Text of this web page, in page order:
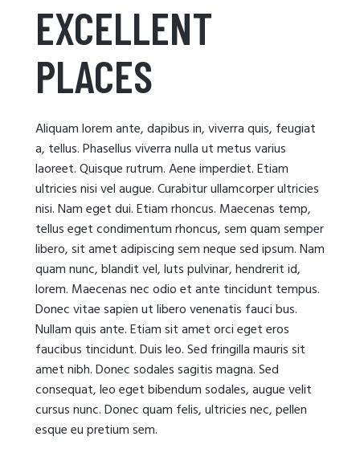
EXCELLENT
PLACES
Aliquam lorem ante, dapibus in, viverra quis, feugiat
a, tellus. Phasellus viverra nulla ut metus varius
laoreet. Quisque rutrum. Aene imperdiet. Etiam
ultricies nisi vel augue. Curabitur ullamcorper ultricies
nisi. Nam eget dui. Etiam rhoncus. Maecenas temp,
tellus eget condimentum rhoncus, sem quam semper
libero, sit amet adipiscing sem neque sed ipsum. Nam
quam nunc, blandit vel, luts pulvinar, hendrerit id,
lorem. Maecenas nec odio et ante tincidunt tempus.
Donec vitae sapien ut libero venenatis fauci bus.
Nullam quis ante. Etiam sit amet orci eget eros
faucibus tincidunt. Duis leo. Sed fringilla mauris sit
amet nibh. Donec sodales sagitis magna. Sed
consequat, leo eget bibendum sodales, augue velit
cursus nunc. Donec quam felis, ultricies nec, pellen
esque eu pretium sem.